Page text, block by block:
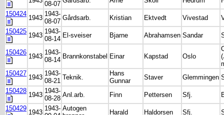
08-07
150424
1943
1943-
08-07 Gårdsarb. Kristian Ektvedt Vivestad
150425
1943
1943-
08-14 El-sveiser Bjarne Abrahamsen Sandar
150426
1943
1943-
08-14 Brannkonstabel Einar Kapstad Oslo
150427
1943
1943-
08-21 Teknik.
Hans
Gunnar
Staver Glemmingen
150428
1943
1943-
08-28 Anl.arb. Finn Pettersen Sfj.
150429
1943
1943- Autogen
Harald Haldorsen Sfj.